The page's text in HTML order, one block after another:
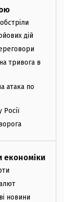
дій
тривога в
атака по
Росії
економіки
новини